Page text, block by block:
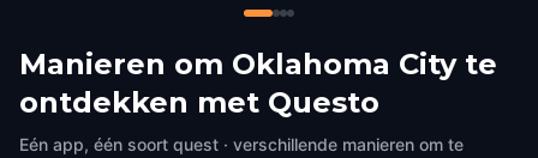
Manieren om Oklahoma City te
ontdekken met Questo
Eén app, één soort quest · verschillende manieren om te